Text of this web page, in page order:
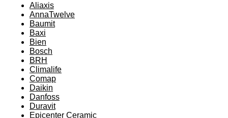
Aliaxis
AnnaTwelve
Baumit
Baxi
Bien
Bosch
BRH
Climalife
Comap
Daikin
Danfoss
Duravit
Epicenter Ceramic